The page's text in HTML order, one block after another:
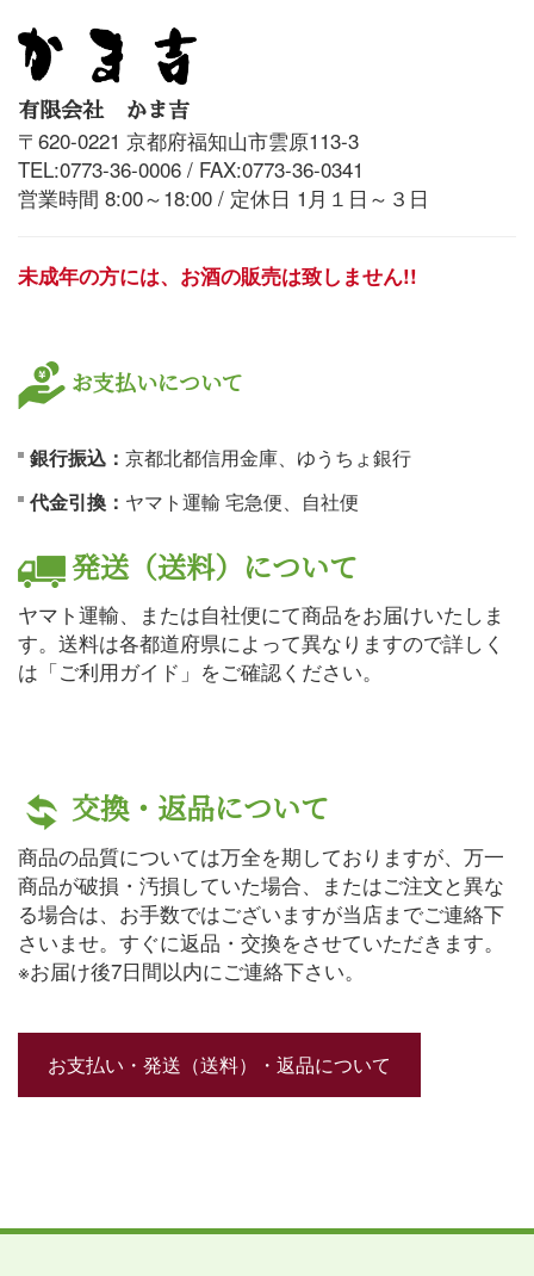
有限会社 かま吉
〒620-0221 京都府福知山市雲原113-3
TEL:0773-36-0006 / FAX:0773-36-0341
営業時間 8:00～18:00 / 定休日 1月１日～３日
未成年の方には、お酒の販売は致しません!!
お支払いについて
銀行振込： 京都北都信用金庫、ゆうちょ銀行
代金引換： ヤマト運輸 宅急便、自社便
発送（送料）について
ヤマト運輸、または自社便にて商品をお届けいたしま
す。送料は各都道府県によって異なりますので詳しく
は「ご利用ガイド」をご確認ください。
交換・返品について
商品の品質については万全を期しておりますが、万一
商品が破損・汚損していた場合、またはご注文と異な
る場合は、お手数ではございますが当店までご連絡下
さいませ。すぐに返品・交換をさせていただきます。
※お届け後7日間以内にご連絡下さい。
お支払い・発送（送料）・返品について